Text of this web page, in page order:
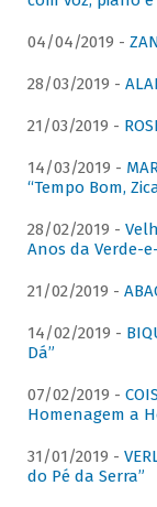
04/04/2019 -
28/03/2019 -
21/03/2019 -
14/03/2019 -
“Tempo Bom,
28/02/2019 -
Anos da Verde-
21/02/2019 -
14/02/2019 -
Dá”
07/02/2019 -
Homenagem a
31/01/2019 -
do Pé da Serra”